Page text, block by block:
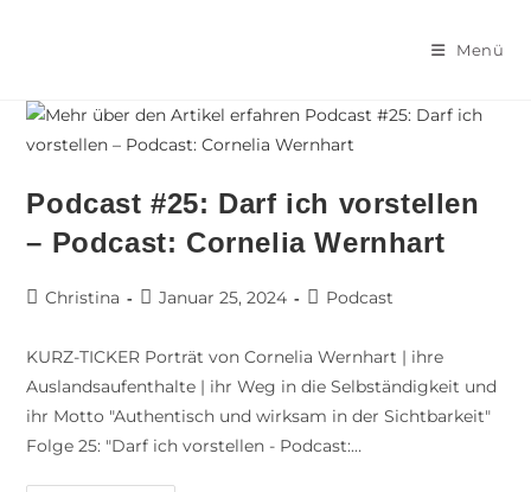
Menü
Podcast #25: Darf ich vorstellen
– Podcast: Cornelia Wernhart
Christina Januar 25, 2024 Podcast
KURZ-TICKER Porträt von Cornelia Wernhart | ihre
Auslandsaufenthalte | ihr Weg in die Selbständigkeit und
ihr Motto "Authentisch und wirksam in der Sichtbarkeit"
Folge 25: "Darf ich vorstellen - Podcast:…